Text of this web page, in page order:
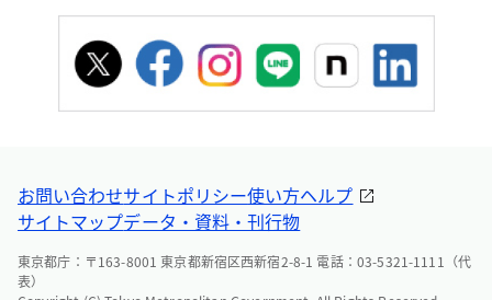
お問い合わせサイトポリシー使い方ヘルプ
サイトマップデータ・資料・刊行物
東京都庁：〒163-8001 東京都新宿区西新宿2-8-1 電話：03-5321-1111（代
表）